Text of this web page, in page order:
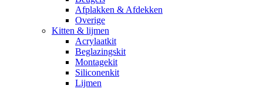
Afplakken & Afdekken
Overige
Kitten & lijmen
Acrylaatkit
Beglazingskit
Montagekit
Siliconenkit
Lijmen